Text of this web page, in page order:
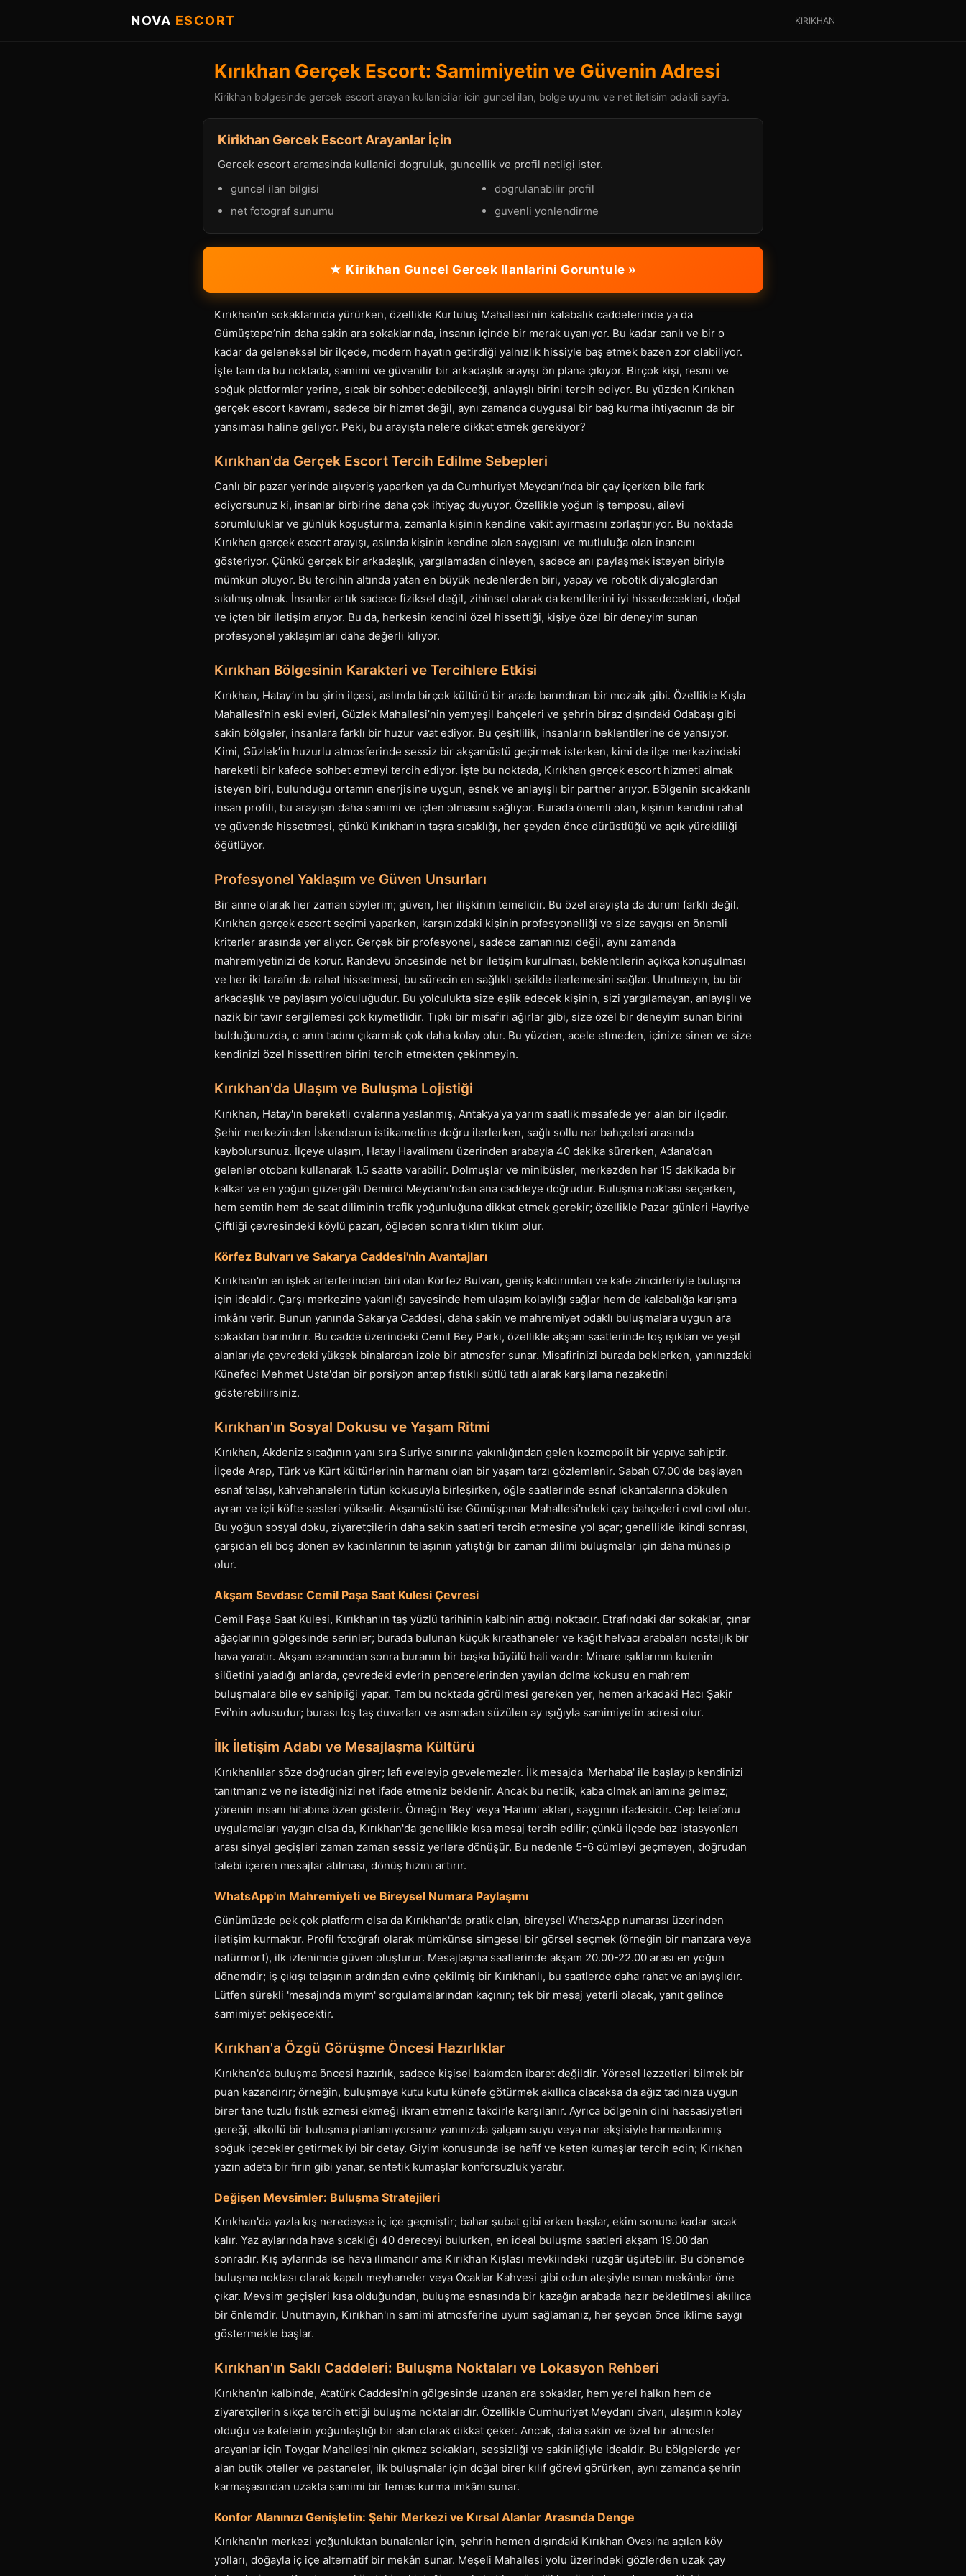
NOVA ESCORT KIRIKHAN
Kırıkhan Gerçek Escort: Samimiyetin ve Güvenin Adresi
Kirikhan bolgesinde gercek escort arayan kullanicilar icin guncel ilan, bolge uyumu ve net iletisim odakli sayfa.
Kirikhan Gercek Escort Arayanlar İçin
Gercek escort aramasinda kullanici dogruluk, guncellik ve profil netligi ister.
guncel ilan bilgisi
dogrulanabilir profil
net fotograf sunumu
guvenli yonlendirme
★ Kirikhan Guncel Gercek Ilanlarini Goruntule »
Kırıkhan’ın sokaklarında yürürken, özellikle Kurtuluş Mahallesi’nin kalabalık caddelerinde ya da
Gümüştepe’nin daha sakin ara sokaklarında, insanın içinde bir merak uyanıyor. Bu kadar canlı ve bir o
kadar da geleneksel bir ilçede, modern hayatın getirdiği yalnızlık hissiyle baş etmek bazen zor olabiliyor.
İşte tam da bu noktada, samimi ve güvenilir bir arkadaşlık arayışı ön plana çıkıyor. Birçok kişi, resmi ve
soğuk platformlar yerine, sıcak bir sohbet edebileceği, anlayışlı birini tercih ediyor. Bu yüzden Kırıkhan
gerçek escort kavramı, sadece bir hizmet değil, aynı zamanda duygusal bir bağ kurma ihtiyacının da bir
yansıması haline geliyor. Peki, bu arayışta nelere dikkat etmek gerekiyor?
Kırıkhan'da Gerçek Escort Tercih Edilme Sebepleri
Canlı bir pazar yerinde alışveriş yaparken ya da Cumhuriyet Meydanı’nda bir çay içerken bile fark
ediyorsunuz ki, insanlar birbirine daha çok ihtiyaç duyuyor. Özellikle yoğun iş temposu, ailevi
sorumluluklar ve günlük koşuşturma, zamanla kişinin kendine vakit ayırmasını zorlaştırıyor. Bu noktada
Kırıkhan gerçek escort arayışı, aslında kişinin kendine olan saygısını ve mutluluğa olan inancını
gösteriyor. Çünkü gerçek bir arkadaşlık, yargılamadan dinleyen, sadece anı paylaşmak isteyen biriyle
mümkün oluyor. Bu tercihin altında yatan en büyük nedenlerden biri, yapay ve robotik diyaloglardan
sıkılmış olmak. İnsanlar artık sadece fiziksel değil, zihinsel olarak da kendilerini iyi hissedecekleri, doğal
ve içten bir iletişim arıyor. Bu da, herkesin kendini özel hissettiği, kişiye özel bir deneyim sunan
profesyonel yaklaşımları daha değerli kılıyor.
Kırıkhan Bölgesinin Karakteri ve Tercihlere Etkisi
Kırıkhan, Hatay’ın bu şirin ilçesi, aslında birçok kültürü bir arada barındıran bir mozaik gibi. Özellikle Kışla
Mahallesi’nin eski evleri, Güzlek Mahallesi’nin yemyeşil bahçeleri ve şehrin biraz dışındaki Odabaşı gibi
sakin bölgeler, insanlara farklı bir huzur vaat ediyor. Bu çeşitlilik, insanların beklentilerine de yansıyor.
Kimi, Güzlek’in huzurlu atmosferinde sessiz bir akşamüstü geçirmek isterken, kimi de ilçe merkezindeki
hareketli bir kafede sohbet etmeyi tercih ediyor. İşte bu noktada, Kırıkhan gerçek escort hizmeti almak
isteyen biri, bulunduğu ortamın enerjisine uygun, esnek ve anlayışlı bir partner arıyor. Bölgenin sıcakkanlı
insan profili, bu arayışın daha samimi ve içten olmasını sağlıyor. Burada önemli olan, kişinin kendini rahat
ve güvende hissetmesi, çünkü Kırıkhan’ın taşra sıcaklığı, her şeyden önce dürüstlüğü ve açık yürekliliği
öğütlüyor.
Profesyonel Yaklaşım ve Güven Unsurları
Bir anne olarak her zaman söylerim; güven, her ilişkinin temelidir. Bu özel arayışta da durum farklı değil.
Kırıkhan gerçek escort seçimi yaparken, karşınızdaki kişinin profesyonelliği ve size saygısı en önemli
kriterler arasında yer alıyor. Gerçek bir profesyonel, sadece zamanınızı değil, aynı zamanda
mahremiyetinizi de korur. Randevu öncesinde net bir iletişim kurulması, beklentilerin açıkça konuşulması
ve her iki tarafın da rahat hissetmesi, bu sürecin en sağlıklı şekilde ilerlemesini sağlar. Unutmayın, bu bir
arkadaşlık ve paylaşım yolculuğudur. Bu yolculukta size eşlik edecek kişinin, sizi yargılamayan, anlayışlı ve
nazik bir tavır sergilemesi çok kıymetlidir. Tıpkı bir misafiri ağırlar gibi, size özel bir deneyim sunan birini
bulduğunuzda, o anın tadını çıkarmak çok daha kolay olur. Bu yüzden, acele etmeden, içinize sinen ve size
kendinizi özel hissettiren birini tercih etmekten çekinmeyin.
Kırıkhan'da Ulaşım ve Buluşma Lojistiği
Kırıkhan, Hatay'ın bereketli ovalarına yaslanmış, Antakya'ya yarım saatlik mesafede yer alan bir ilçedir.
Şehir merkezinden İskenderun istikametine doğru ilerlerken, sağlı sollu nar bahçeleri arasında
kaybolursunuz. İlçeye ulaşım, Hatay Havalimanı üzerinden arabayla 40 dakika sürerken, Adana'dan
gelenler otobanı kullanarak 1.5 saatte varabilir. Dolmuşlar ve minibüsler, merkezden her 15 dakikada bir
kalkar ve en yoğun güzergâh Demirci Meydanı'ndan ana caddeye doğrudur. Buluşma noktası seçerken,
hem semtin hem de saat diliminin trafik yoğunluğuna dikkat etmek gerekir; özellikle Pazar günleri Hayriye
Çiftliği çevresindeki köylü pazarı, öğleden sonra tıklım tıklım olur.
Körfez Bulvarı ve Sakarya Caddesi'nin Avantajları
Kırıkhan'ın en işlek arterlerinden biri olan Körfez Bulvarı, geniş kaldırımları ve kafe zincirleriyle buluşma
için idealdir. Çarşı merkezine yakınlığı sayesinde hem ulaşım kolaylığı sağlar hem de kalabalığa karışma
imkânı verir. Bunun yanında Sakarya Caddesi, daha sakin ve mahremiyet odaklı buluşmalara uygun ara
sokakları barındırır. Bu cadde üzerindeki Cemil Bey Parkı, özellikle akşam saatlerinde loş ışıkları ve yeşil
alanlarıyla çevredeki yüksek binalardan izole bir atmosfer sunar. Misafirinizi burada beklerken, yanınızdaki
Künefeci Mehmet Usta'dan bir porsiyon antep fıstıklı sütlü tatlı alarak karşılama nezaketini
gösterebilirsiniz.
Kırıkhan'ın Sosyal Dokusu ve Yaşam Ritmi
Kırıkhan, Akdeniz sıcağının yanı sıra Suriye sınırına yakınlığından gelen kozmopolit bir yapıya sahiptir.
İlçede Arap, Türk ve Kürt kültürlerinin harmanı olan bir yaşam tarzı gözlemlenir. Sabah 07.00'de başlayan
esnaf telaşı, kahvehanelerin tütün kokusuyla birleşirken, öğle saatlerinde esnaf lokantalarına dökülen
ayran ve içli köfte sesleri yükselir. Akşamüstü ise Gümüşpınar Mahallesi'ndeki çay bahçeleri cıvıl cıvıl olur.
Bu yoğun sosyal doku, ziyaretçilerin daha sakin saatleri tercih etmesine yol açar; genellikle ikindi sonrası,
çarşıdan eli boş dönen ev kadınlarının telaşının yatıştığı bir zaman dilimi buluşmalar için daha münasip
olur.
Akşam Sevdası: Cemil Paşa Saat Kulesi Çevresi
Cemil Paşa Saat Kulesi, Kırıkhan'ın taş yüzlü tarihinin kalbinin attığı noktadır. Etrafındaki dar sokaklar, çınar
ağaçlarının gölgesinde serinler; burada bulunan küçük kıraathaneler ve kağıt helvacı arabaları nostaljik bir
hava yaratır. Akşam ezanından sonra buranın bir başka büyülü hali vardır: Minare ışıklarının kulenin
silüetini yaladığı anlarda, çevredeki evlerin pencerelerinden yayılan dolma kokusu en mahrem
buluşmalara bile ev sahipliği yapar. Tam bu noktada görülmesi gereken yer, hemen arkadaki Hacı Şakir
Evi'nin avlusudur; burası loş taş duvarları ve asmadan süzülen ay ışığıyla samimiyetin adresi olur.
İlk İletişim Adabı ve Mesajlaşma Kültürü
Kırıkhanlılar söze doğrudan girer; lafı eveleyip gevelemezler. İlk mesajda 'Merhaba' ile başlayıp kendinizi
tanıtmanız ve ne istediğinizi net ifade etmeniz beklenir. Ancak bu netlik, kaba olmak anlamına gelmez;
yörenin insanı hitabına özen gösterir. Örneğin 'Bey' veya 'Hanım' ekleri, saygının ifadesidir. Cep telefonu
uygulamaları yaygın olsa da, Kırıkhan'da genellikle kısa mesaj tercih edilir; çünkü ilçede baz istasyonları
arası sinyal geçişleri zaman zaman sessiz yerlere dönüşür. Bu nedenle 5-6 cümleyi geçmeyen, doğrudan
talebi içeren mesajlar atılması, dönüş hızını artırır.
WhatsApp'ın Mahremiyeti ve Bireysel Numara Paylaşımı
Günümüzde pek çok platform olsa da Kırıkhan'da pratik olan, bireysel WhatsApp numarası üzerinden
iletişim kurmaktır. Profil fotoğrafı olarak mümkünse simgesel bir görsel seçmek (örneğin bir manzara veya
natürmort), ilk izlenimde güven oluşturur. Mesajlaşma saatlerinde akşam 20.00-22.00 arası en yoğun
dönemdir; iş çıkışı telaşının ardından evine çekilmiş bir Kırıkhanlı, bu saatlerde daha rahat ve anlayışlıdır.
Lütfen sürekli 'mesajında mıyım' sorgulamalarından kaçının; tek bir mesaj yeterli olacak, yanıt gelince
samimiyet pekişecektir.
Kırıkhan'a Özgü Görüşme Öncesi Hazırlıklar
Kırıkhan'da buluşma öncesi hazırlık, sadece kişisel bakımdan ibaret değildir. Yöresel lezzetleri bilmek bir
puan kazandırır; örneğin, buluşmaya kutu kutu künefe götürmek akıllıca olacaksa da ağız tadınıza uygun
birer tane tuzlu fıstık ezmesi ekmeği ikram etmeniz takdirle karşılanır. Ayrıca bölgenin dini hassasiyetleri
gereği, alkollü bir buluşma planlamıyorsanız yanınızda şalgam suyu veya nar ekşisiyle harmanlanmış
soğuk içecekler getirmek iyi bir detay. Giyim konusunda ise hafif ve keten kumaşlar tercih edin; Kırıkhan
yazın adeta bir fırın gibi yanar, sentetik kumaşlar konforsuzluk yaratır.
Değişen Mevsimler: Buluşma Stratejileri
Kırıkhan'da yazla kış neredeyse iç içe geçmiştir; bahar şubat gibi erken başlar, ekim sonuna kadar sıcak
kalır. Yaz aylarında hava sıcaklığı 40 dereceyi bulurken, en ideal buluşma saatleri akşam 19.00'dan
sonradır. Kış aylarında ise hava ılımandır ama Kırıkhan Kışlası mevkiindeki rüzgâr üşütebilir. Bu dönemde
buluşma noktası olarak kapalı meyhaneler veya Ocaklar Kahvesi gibi odun ateşiyle ısınan mekânlar öne
çıkar. Mevsim geçişleri kısa olduğundan, buluşma esnasında bir kazağın arabada hazır bekletilmesi akıllıca
bir önlemdir. Unutmayın, Kırıkhan'ın samimi atmosferine uyum sağlamanız, her şeyden önce iklime saygı
göstermekle başlar.
Kırıkhan'ın Saklı Caddeleri: Buluşma Noktaları ve Lokasyon Rehberi
Kırıkhan'ın kalbinde, Atatürk Caddesi'nin gölgesinde uzanan ara sokaklar, hem yerel halkın hem de
ziyaretçilerin sıkça tercih ettiği buluşma noktalarıdır. Özellikle Cumhuriyet Meydanı civarı, ulaşımın kolay
olduğu ve kafelerin yoğunlaştığı bir alan olarak dikkat çeker. Ancak, daha sakin ve özel bir atmosfer
arayanlar için Toygar Mahallesi'nin çıkmaz sokakları, sessizliği ve sakinliğiyle idealdir. Bu bölgelerde yer
alan butik oteller ve pastaneler, ilk buluşmalar için doğal birer kılıf görevi görürken, aynı zamanda şehrin
karmaşasından uzakta samimi bir temas kurma imkânı sunar.
Konfor Alanınızı Genişletin: Şehir Merkezi ve Kırsal Alanlar Arasında Denge
Kırıkhan'ın merkezi yoğunluktan bunalanlar için, şehrin hemen dışındaki Kırıkhan Ovası'na açılan köy
yolları, doğayla iç içe alternatif bir mekân sunar. Meşeli Mahallesi yolu üzerindeki gözlerden uzak çay